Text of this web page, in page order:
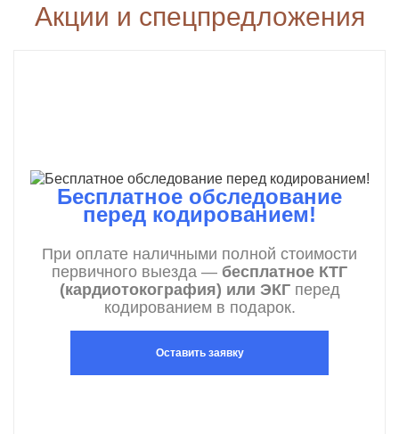
Акции и спецпредложения
Бесплатное обследование
перед кодированием!
При оплате наличными полной стоимости
первичного выезда — бесплатное КТГ
(кардиотокография) или ЭКГперед
кодированием в подарок.
Оставить заявку